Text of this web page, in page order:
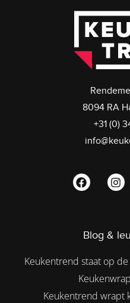
8094 RA
+31 (0)
Blog &
Keukentrend staat op
Keukentrend wrapt